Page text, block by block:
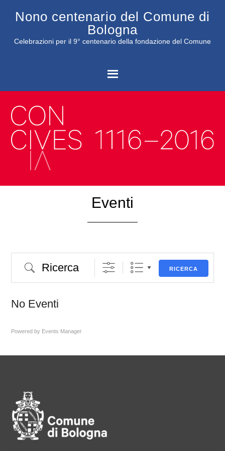
Nono centenario del Comune di
Bologna
Celebrazioni per il 9° centenario della fondazione del Comune
Eventi
Ricerca RICERCA
No Eventi
Powered by Events Manager